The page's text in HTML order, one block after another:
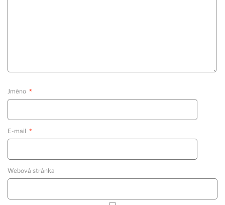
Jméno *
E-mail *
Webová stránka